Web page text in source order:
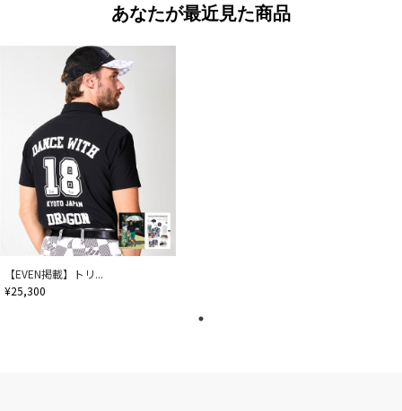
あなたが最近見た商品
【EVEN掲載】トリ...
¥25,300